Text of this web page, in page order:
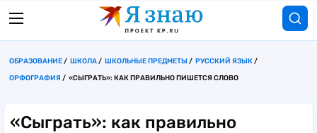
ОБРАЗОВАНИЕ ШКОЛА ШКОЛЬНЫЕ ПРЕДМЕТЫ
РУССКИЙ ЯЗЫК
ОРФОГРАФИЯ
«СЫГРАТЬ»: КАК ПРАВИЛЬНО ПИШЕТСЯ СЛОВО
«Сыграть»: как правильно